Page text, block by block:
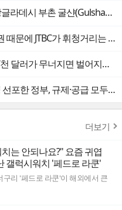
(Gulshan)의 극단적인 모습에 충격을 받다
에 JTBC가 휘청거리는 이유
러가 무너지면 벌어지는 일
정부, 규제·공급 모두 실효성 의문
더보기
는 안되나요?" 요즘 귀엽
갤럭시워치 '페드로 라쿤'
구리 '페드로 라쿤'이 해외에서 큰